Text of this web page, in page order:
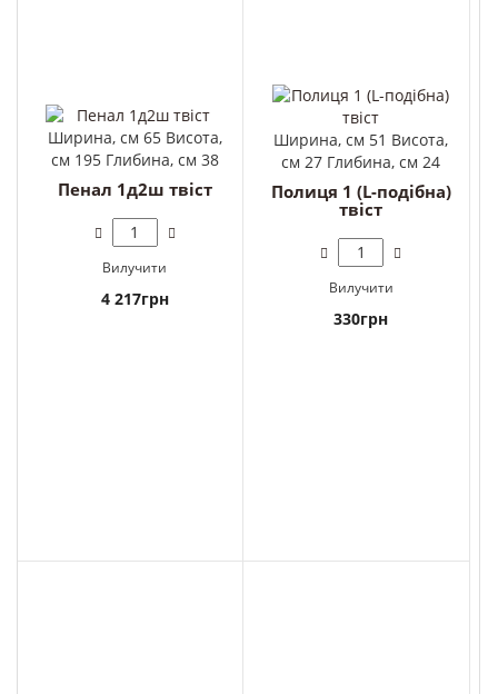
Ширина, см 65 Висота,
см 195 Глибина, см 38
Пенал 1д2ш твіст
Вилучити
4 217грн
Ширина, см 51 Висота,
см 27 Глибина, см 24
Полиця 1 (L-подібна)
твіст
Вилучити
330грн